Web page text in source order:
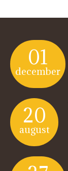
01
december
20
august